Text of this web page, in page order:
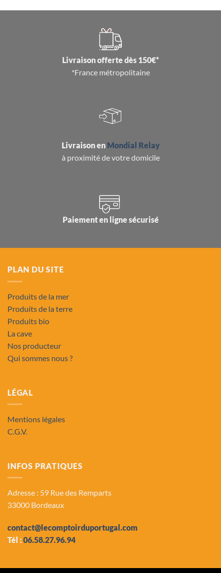
Livraison offerte dès 150€*
*France métropolitaine
Livraison en Mondial Relay
à proximité de votre domicile
Paiement en ligne sécurisé
PLAN DU SITE
Produits de la mer
Produits de la terre
Produits bio
La cave
Nos producteur
Qui sommes nous ?
LÉGAL
Mentions légales
C.G.V.
INFOS PRATIQUES
Adresse : 59 Rue des Remparts
33000 Bordeaux
contact@lecomptoirduportugal.com
Tél :06.58.27.96.94